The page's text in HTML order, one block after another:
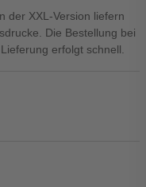
der XXL-Version liefern
Die Bestellung bei
erfolgt schnell.